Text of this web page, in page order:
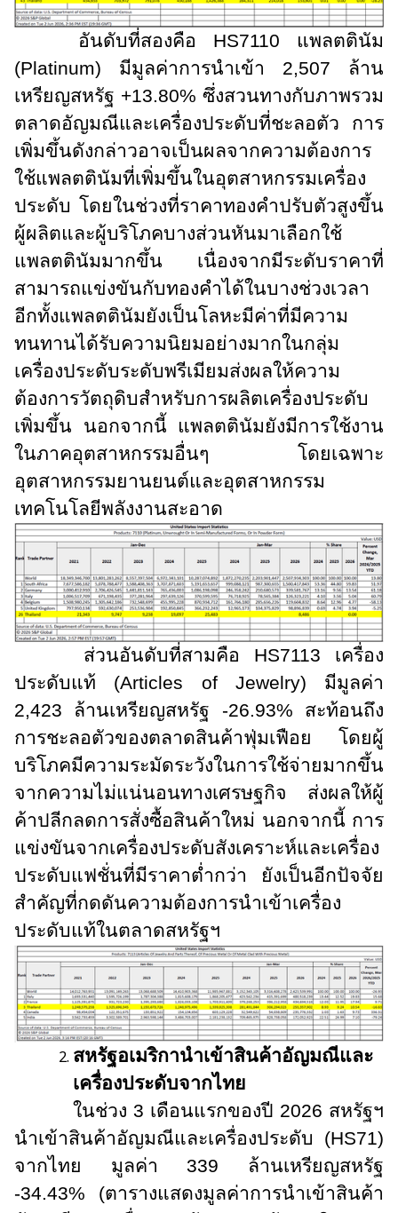
อันดับที่สองคือ HS7110 แพลตตินัม
(Platinum) มีมูลค่าการนำเข้า 2,507 ล้าน
เหรียญสหรัฐ +13.80% ซึ่งสวนทางกับภาพรวม
ตลาดอัญมณีและเครื่องประดับที่ชะลอตัว การ
เพิ่มขึ้นดังกล่าวอาจเป็นผลจากความต้องการ
ใช้แพลตตินัมที่เพิ่มขึ้นในอุตสาหกรรมเครื่อง
ประดับ โดยในช่วงที่ราคาทองคำปรับตัวสูงขึ้น
ผู้ผลิตและผู้บริโภคบางส่วนหันมาเลือกใช้
แพลตตินัมมากขึ้น เนื่องจากมีระดับราคาที่
สามารถแข่งขันกับทองคำได้ในบางช่วงเวลา
อีกทั้งแพลตตินัมยังเป็นโลหะมีค่าที่มีความ
ทนทานได้รับความนิยมอย่างมากในกลุ่ม
เครื่องประดับระดับพรีเมียมส่งผลให้ความ
ต้องการวัตถุดิบสำหรับการผลิตเครื่องประดับ
เพิ่มขึ้น นอกจากนี้ แพลตตินัมยังมีการใช้งาน
ในภาคอุตสาหกรรมอื่นๆ โดยเฉพาะ
อุตสาหกรรมยานยนต์และอุตสาหกรรม
เทคโนโลยีพลังงานสะอาด
ส่วนอันดับที่สามคือ HS7113 เครื่อง
ประดับแท้ (Articles of Jewelry) มีมูลค่า
2,423 ล้านเหรียญสหรัฐ -26.93% สะท้อนถึง
การชะลอตัวของตลาดสินค้าฟุ่มเฟือย โดยผู้
บริโภคมีความระมัดระวังในการใช้จ่ายมากขึ้น
จากความไม่แน่นอนทางเศรษฐกิจ ส่งผลให้ผู้
ค้าปลีกลดการสั่งซื้อสินค้าใหม่ นอกจากนี้ การ
แข่งขันจากเครื่องประดับสังเคราะห์และเครื่อง
ประดับแฟชั่นที่มีราคาต่ำกว่า ยังเป็นอีกปัจจัย
สำคัญที่กดดันความต้องการนำเข้าเครื่อง
ประดับแท้ในตลาดสหรัฐฯ
สหรัฐอเมริกานำเข้าสินค้าอัญมณีและ
เครื่องประดับจากไทย
ในช่วง 3 เดือนแรกของปี 2026 สหรัฐฯ
นำเข้าสินค้าอัญมณีและเครื่องประดับ (HS71)
จากไทย มูลค่า 339 ล้านเหรียญสหรัฐ
-34.43% (ตารางแสดงมูลค่าการนำเข้าสินค้า